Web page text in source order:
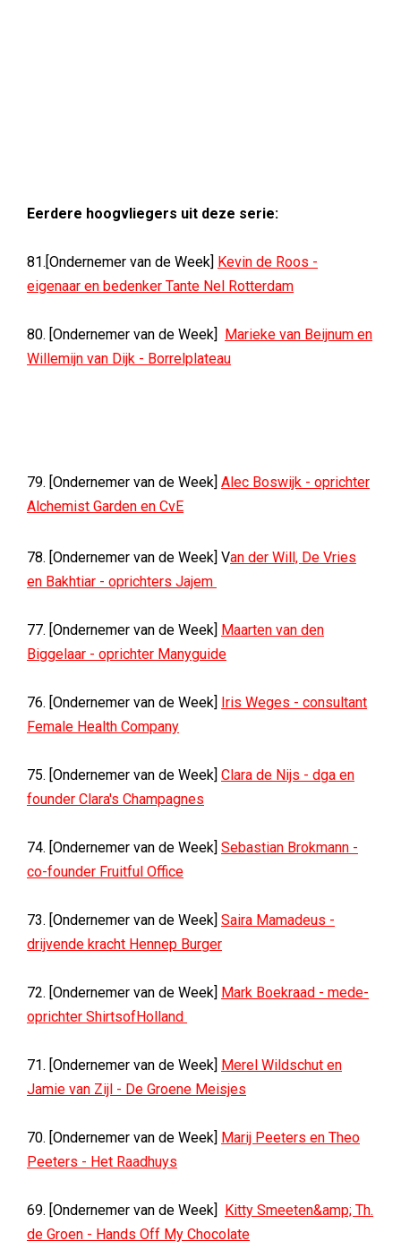
Eerdere hoogvliegers uit deze serie:
81.[Ondernemer van de Week] Kevin de Roos -
eigenaar en bedenker Tante Nel Rotterdam
80. [Ondernemer van de Week] Marieke van Beijnum en
Willemijn van Dijk - Borrelplateau
79. [Ondernemer van de Week] Alec Boswijk - oprichter
Alchemist Garden en CvE
78. [Ondernemer van de Week] Van der Will, De Vries
en Bakhtiar - oprichters Jajem
77. [Ondernemer van de Week] Maarten van den
Biggelaar - oprichter Manyguide
76. [Ondernemer van de Week] Iris Weges - consultant
Female Health Company
75. [Ondernemer van de Week] Clara de Nijs - dga en
founder Clara's Champagnes
74. [Ondernemer van de Week] Sebastian Brokmann -
co-founder Fruitful Office
73. [Ondernemer van de Week] Saira Mamadeus -
drijvende kracht Hennep Burger
72. [Ondernemer van de Week] Mark Boekraad - mede-
oprichter ShirtsofHolland
71. [Ondernemer van de Week] Merel Wildschut en
Jamie van Zijl - De Groene Meisjes
70. [Ondernemer van de Week] Marij Peeters en Theo
Peeters - Het Raadhuys
69. [Ondernemer van de Week] Kitty Smeeten&amp; Th.
de Groen - Hands Off My Chocolate